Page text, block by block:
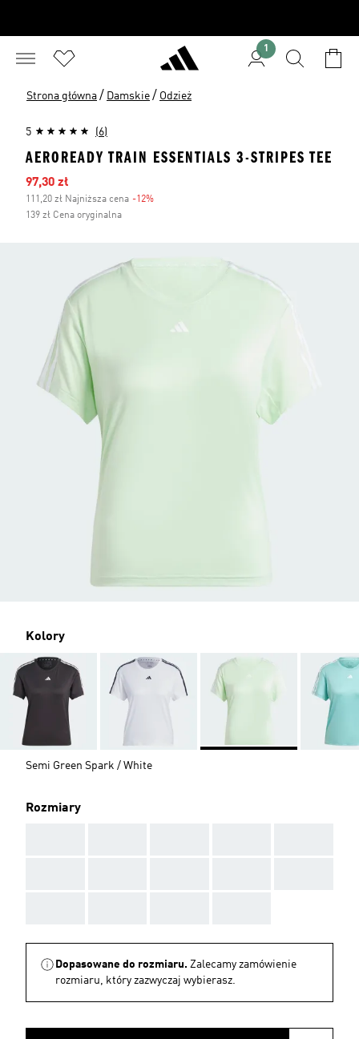
1
Strona główna / Damskie / Odzież
5 (6)
AEROREADY TRAIN ESSENTIALS 3-STRIPES TEE
Ceny na wyprzedaży
97,30 zł
111,20 zł Najniższa cena -12%
139 zł Cena oryginalna
Kolory
Semi Green Spark / White
Rozmiary
Dopasowane do rozmiaru. Zalecamy zamówienie
rozmiaru, który zazwyczaj wybierasz.